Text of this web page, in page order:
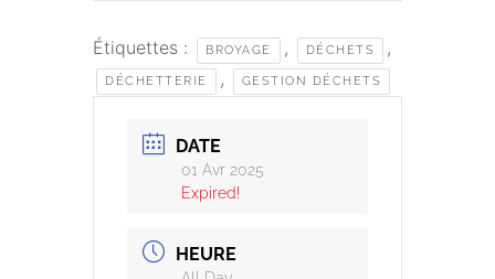
Étiquettes : BROYAGE , DÉCHETS ,
DÉCHETTERIE , GESTION DÉCHETS
DATE
01 Avr 2025
Expired!
HEURE